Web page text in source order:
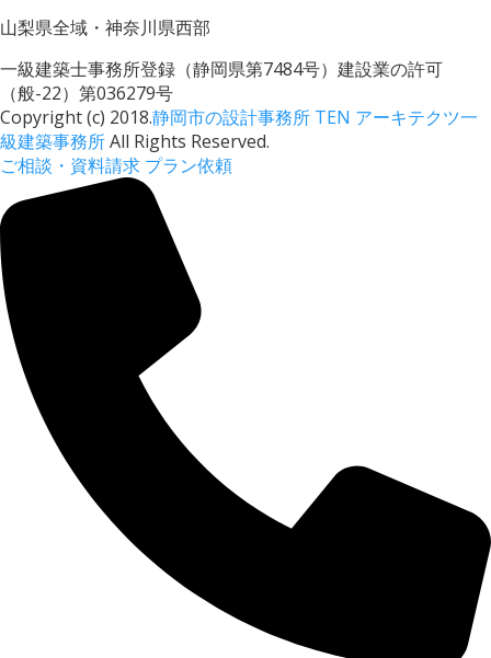
山梨県全域・神奈川県西部
一級建築士事務所登録（静岡県第7484号）建設業の許可
（般-22）第036279号
Copyright (c) 2018.静岡市の設計事務所 TEN アーキテクツ一
級建築事務所All Rights Reserved.
ご相談・資料請求 プラン依頼